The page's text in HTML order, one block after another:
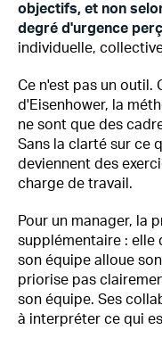
objectifs, et non
degré d'urgence
individuelle,
Ce n'est pas un outil.
d'Eisenhower, la
ne sont que des
Sans la clarté sur ce
deviennent des
charge de travail.
Pour un manager, la
supplémentaire : elle
son équipe alloue
priorise pas
son équipe. Ses
à interpréter ce qui